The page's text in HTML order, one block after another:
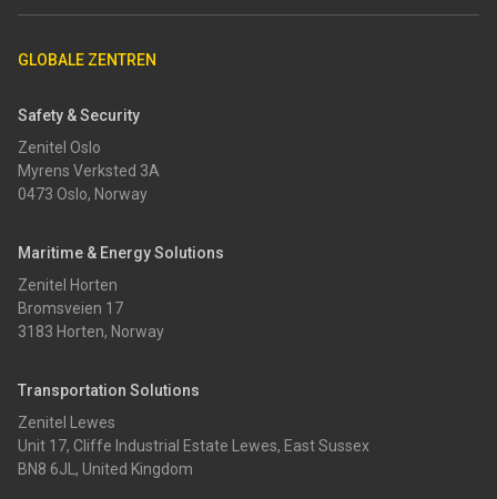
GLOBALE ZENTREN
Safety & Security
Zenitel Oslo
Myrens Verksted 3A
0473 Oslo, Norway
Maritime & Energy Solutions
Zenitel Horten
Bromsveien 17
3183 Horten, Norway
Transportation Solutions
Zenitel Lewes
Unit 17, Cliffe Industrial Estate Lewes, East Sussex
BN8 6JL, United Kingdom